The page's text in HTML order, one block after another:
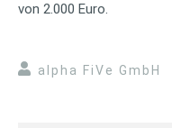
von 2.000 Euro.
alpha FiVe GmbH